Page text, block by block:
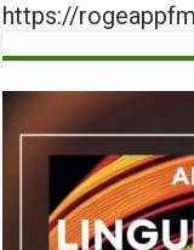
https://